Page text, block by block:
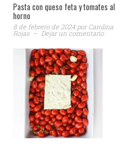
Pasta con queso feta y tomates al
horno
8 de febrero de 2024porCarolina
Rojas Dejar un comentario